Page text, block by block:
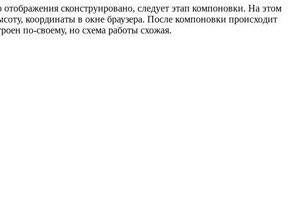
сконструировано, следует этап компоновки. На этом
координаты в окне браузера. После компоновки происходит
по-своему, но схема работы схожая.